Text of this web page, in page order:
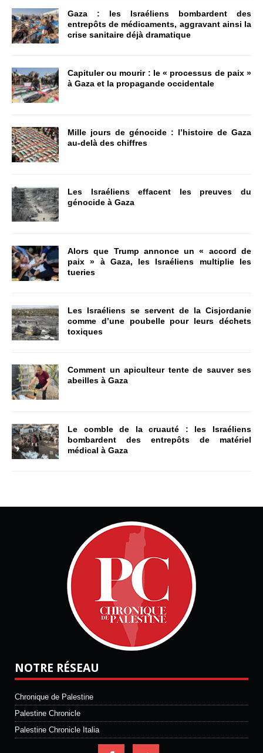
Gaza : les Israéliens bombardent des
entrepôts de médicaments, aggravant ainsi la
crise sanitaire déjà dramatique
Capituler ou mourir : le « processus de paix »
à Gaza et la propagande occidentale
Mille jours de génocide : l’histoire de Gaza
au-delà des chiffres
Les Israéliens effacent les preuves du
génocide à Gaza
Alors que Trump annonce un « accord de
paix » à Gaza, les Israéliens multiplie les
tueries
Les Israéliens se servent de la Cisjordanie
comme d’une poubelle pour leurs déchets
toxiques
Comment un apiculteur tente de sauver ses
abeilles à Gaza
Le comble de la cruauté : les Israéliens
bombardent des entrepôts de matériel
médical à Gaza
NOTRE RÉSEAU
Chronique de Palestine
Palestine Chronicle
Palestine Chronicle Italia